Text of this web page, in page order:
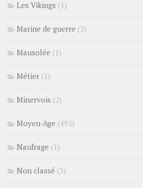
Les Vikings (1)
Marine de guerre (2)
Mausolée (1)
Métier (1)
Minervois (2)
Moyen-Age (492)
Naufrage (1)
Non classé (3)